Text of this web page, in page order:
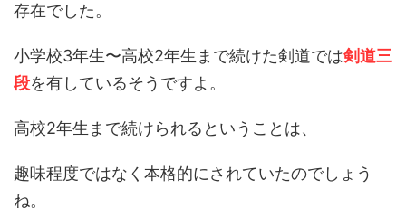
存在でした。
小学校3年生〜高校2年生まで続けた剣道では剣道三
段を有しているそうですよ。
高校2年生まで続けられるということは、
趣味程度ではなく本格的にされていたのでしょう
ね。